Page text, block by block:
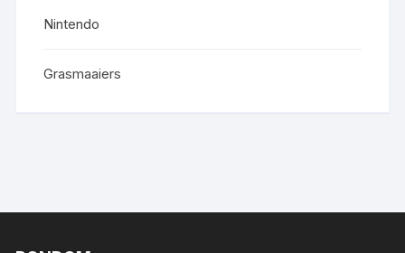
Nintendo
Grasmaaiers